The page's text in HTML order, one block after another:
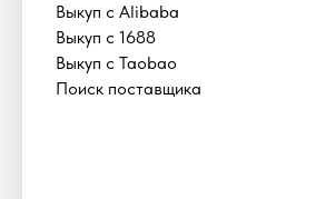
Выкуп с Alibaba
Выкуп с 1688
Выкуп с Taobao
Поиск поставщика